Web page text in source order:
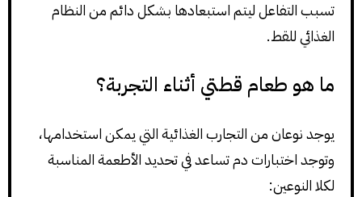
تسبب التفاعل ليتم استبعادها بشكل دائم من النظام
الغذائي للقط.
ما هو طعام قطتي أثناء التجربة؟
يوجد نوعان من التجارب الغذائية التي يمكن استخدامها،
وتوجد اختبارات دم تساعد في تحديد الأطعمة المناسبة
لكلا النوعين: